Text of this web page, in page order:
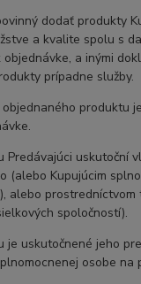
dodať produkty
a kvalite spolu s
a inými
prípadne služby.
produktu
Predávajúci uskutoční
(alebo Kupujúcim
alebo prostredníctvom
spoločností).
je uskutočnené jeho
osobe na